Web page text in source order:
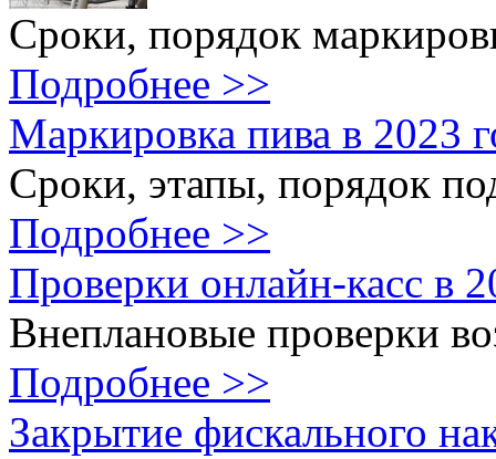
Сроки, порядок
Подробнее >>
Маркировка пива в 2023
Сроки, этапы, порядок
Подробнее >>
Проверки онлайн-касс в
Внеплановые проверки
Подробнее >>
Закрытие фискального